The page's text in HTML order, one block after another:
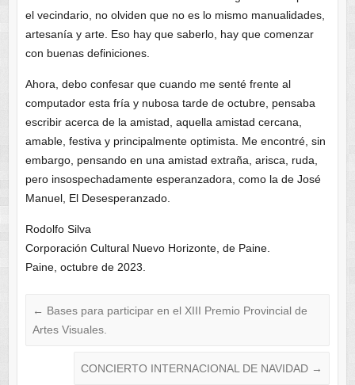
el vecindario, no olviden que no es lo mismo manualidades,
artesanía y arte. Eso hay que saberlo, hay que comenzar
con buenas definiciones.
Ahora, debo confesar que cuando me senté frente al
computador esta fría y nubosa tarde de octubre, pensaba
escribir acerca de la amistad, aquella amistad cercana,
amable, festiva y principalmente optimista. Me encontré, sin
embargo, pensando en una amistad extraña, arisca, ruda,
pero insospechadamente esperanzadora, como la de José
Manuel, El Desesperanzado.
Rodolfo Silva
Corporación Cultural Nuevo Horizonte, de Paine.
Paine, octubre de 2023.
← Bases para participar en el XIII Premio Provincial de
Artes Visuales.
CONCIERTO INTERNACIONAL DE NAVIDAD →